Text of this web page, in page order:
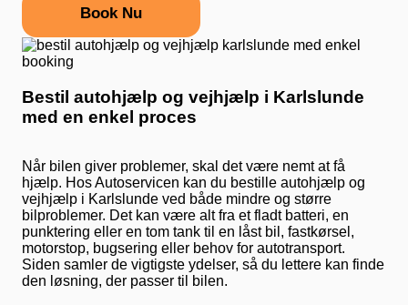
Book Nu
Bestil autohjælp og vejhjælp i Karlslunde
med en enkel proces
Når bilen giver problemer, skal det være nemt at få
hjælp. Hos Autoservicen kan du bestille autohjælp og
vejhjælp i Karlslunde ved både mindre og større
bilproblemer. Det kan være alt fra et fladt batteri, en
punktering eller en tom tank til en låst bil, fastkørsel,
motorstop, bugsering eller behov for autotransport.
Siden samler de vigtigste ydelser, så du lettere kan finde
den løsning, der passer til bilen.